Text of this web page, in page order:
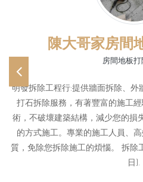
陳大哥家房間
房間地板
明發拆除工程行:提供牆面拆除、
打石拆除服務，有著豐富的施工
術，不破壞建築結構，減少您的損
的方式施工。專業的施工人員、
質，免除您拆除施工的煩惱。 拆
日).
Previous